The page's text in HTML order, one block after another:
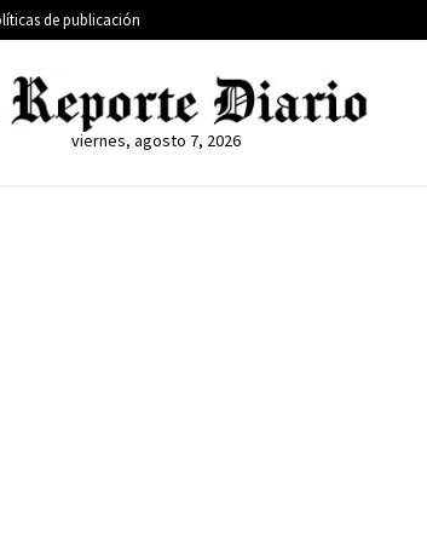
de publicación
viernes, agosto 7, 2026